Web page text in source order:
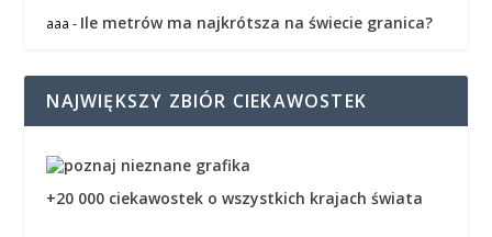
aaa - Ile metrów ma najkrótsza na świecie granica?
NAJWIĘKSZY ZBIÓR CIEKAWOSTEK
+20 000 ciekawostek o wszystkich krajach świata